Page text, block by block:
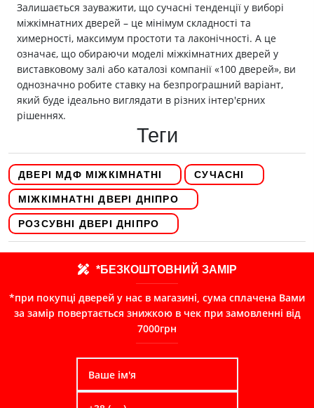
Залишається зауважити, що сучасні тенденції у виборі
міжкімнатних дверей – це мінімум складності та
химерності, максимум простоти та лаконічності. А це
означає, що обираючи моделі міжкімнатних дверей у
виставковому залі або каталозі компанії «100 дверей», ви
однозначно робите ставку на безпрограшний варіант,
який буде ідеально виглядати в різних інтер'єрних
рішеннях.
Теги
ДВЕРІ МДФ МІЖКІМНАТНІ СУЧАСНІ
МІЖКІМНАТНІ ДВЕРІ ДНІПРО
РОЗСУВНІ ДВЕРІ ДНІПРО
*БЕЗКОШТОВНИЙ ЗАМІР
*при покупці дверей у нас в магазині, сума сплачена Вами
за замір повертається знижкою в чек при замовленні від
7000грн